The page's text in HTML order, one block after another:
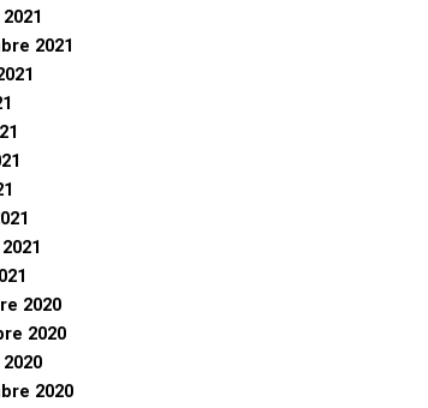
2021
2020
2020
2020